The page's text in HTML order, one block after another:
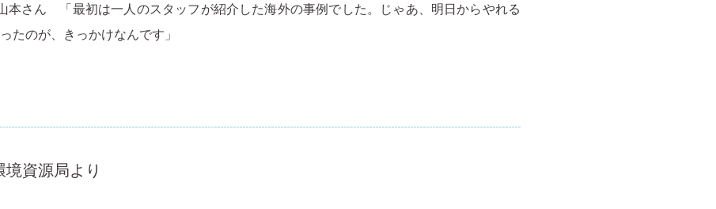
本さん 「最初は一人のスタッフが紹介した海外の事例でした。じゃあ、明日からやれる
たのが、きっかけなんです」
資源局より